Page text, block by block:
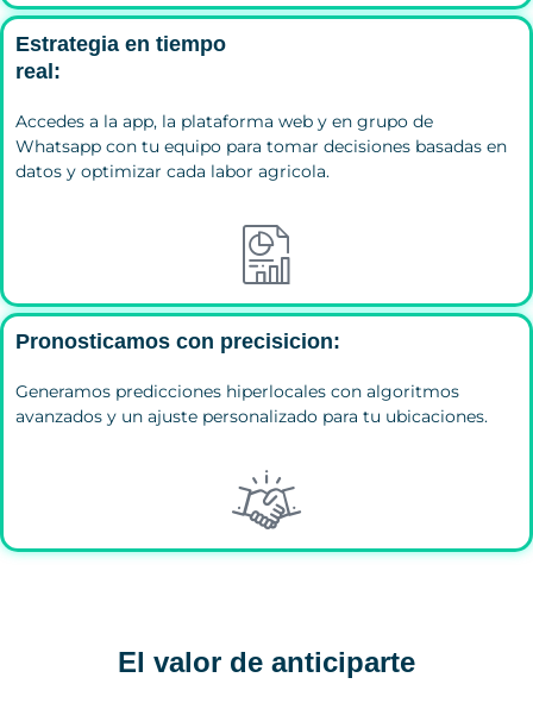
Estrategia en tiempo
real:
Accedes a la app, la plataforma web y en grupo de
Whatsapp con tu equipo para tomar decisiones basadas en
datos y optimizar cada labor agricola.
Pronosticamos con precisicion:
Generamos predicciones hiperlocales con algoritmos
avanzados y un ajuste personalizado para tu ubicaciones.
El valor de anticiparte